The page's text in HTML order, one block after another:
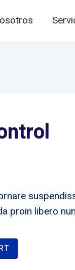
proin libero